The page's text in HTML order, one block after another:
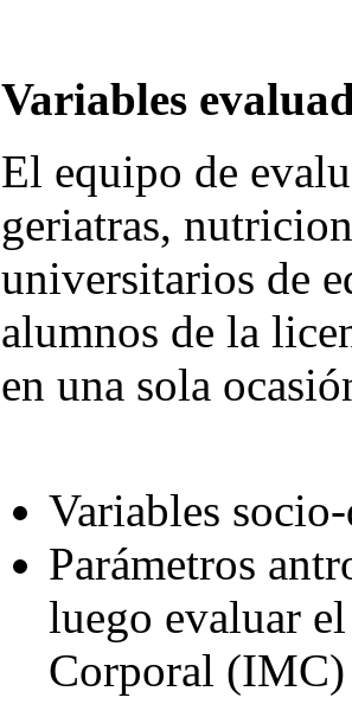
Variables
El equipo de
geriatras,
universitarios de
alumnos de la
en una sola
Variables
Parámetros
luego evaluar
Corporal (IMC)